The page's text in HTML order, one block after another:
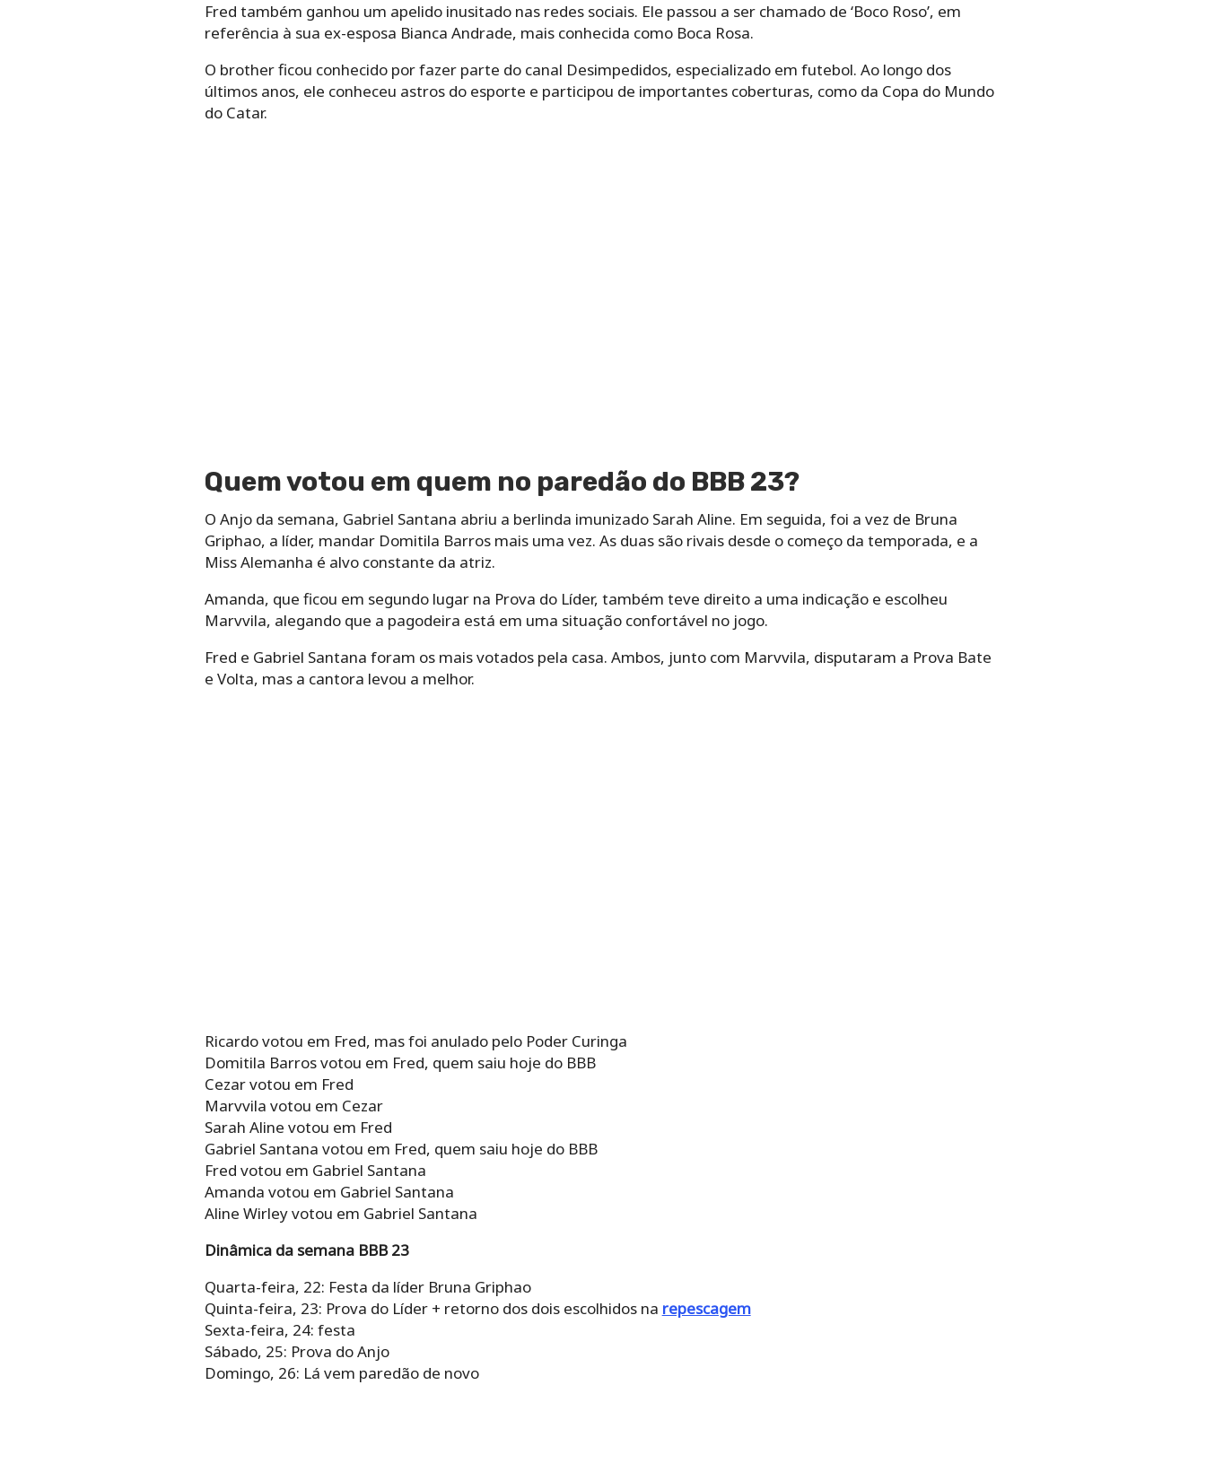
Fred também ganhou um apelido inusitado nas redes sociais. Ele passou a ser chamado de ‘Boco Roso’, em
referência à sua ex-esposa Bianca Andrade, mais conhecida como Boca Rosa.
O brother ficou conhecido por fazer parte do canal Desimpedidos, especializado em futebol. Ao longo dos
últimos anos, ele conheceu astros do esporte e participou de importantes coberturas, como da Copa do Mundo
do Catar.
Quem votou em quem no paredão do BBB 23?
O Anjo da semana, Gabriel Santana abriu a berlinda imunizado Sarah Aline. Em seguida, foi a vez de Bruna
Griphao, a líder, mandar Domitila Barros mais uma vez. As duas são rivais desde o começo da temporada, e a
Miss Alemanha é alvo constante da atriz.
Amanda, que ficou em segundo lugar na Prova do Líder, também teve direito a uma indicação e escolheu
Marvvila, alegando que a pagodeira está em uma situação confortável no jogo.
Fred e Gabriel Santana foram os mais votados pela casa. Ambos, junto com Marvvila, disputaram a Prova Bate
e Volta, mas a cantora levou a melhor.
Ricardo votou em Fred, mas foi anulado pelo Poder Curinga
Domitila Barros votou em Fred, quem saiu hoje do BBB
Cezar votou em Fred
Marvvila votou em Cezar
Sarah Aline votou em Fred
Gabriel Santana votou em Fred, quem saiu hoje do BBB
Fred votou em Gabriel Santana
Amanda votou em Gabriel Santana
Aline Wirley votou em Gabriel Santana
Dinâmica da semana BBB 23
Quarta-feira, 22: Festa da líder Bruna Griphao
Quinta-feira, 23: Prova do Líder + retorno dos dois escolhidos na repescagem
Sexta-feira, 24: festa
Sábado, 25: Prova do Anjo
Domingo, 26: Lá vem paredão de novo